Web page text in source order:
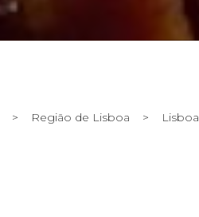
> Região de Lisboa > Lisboa